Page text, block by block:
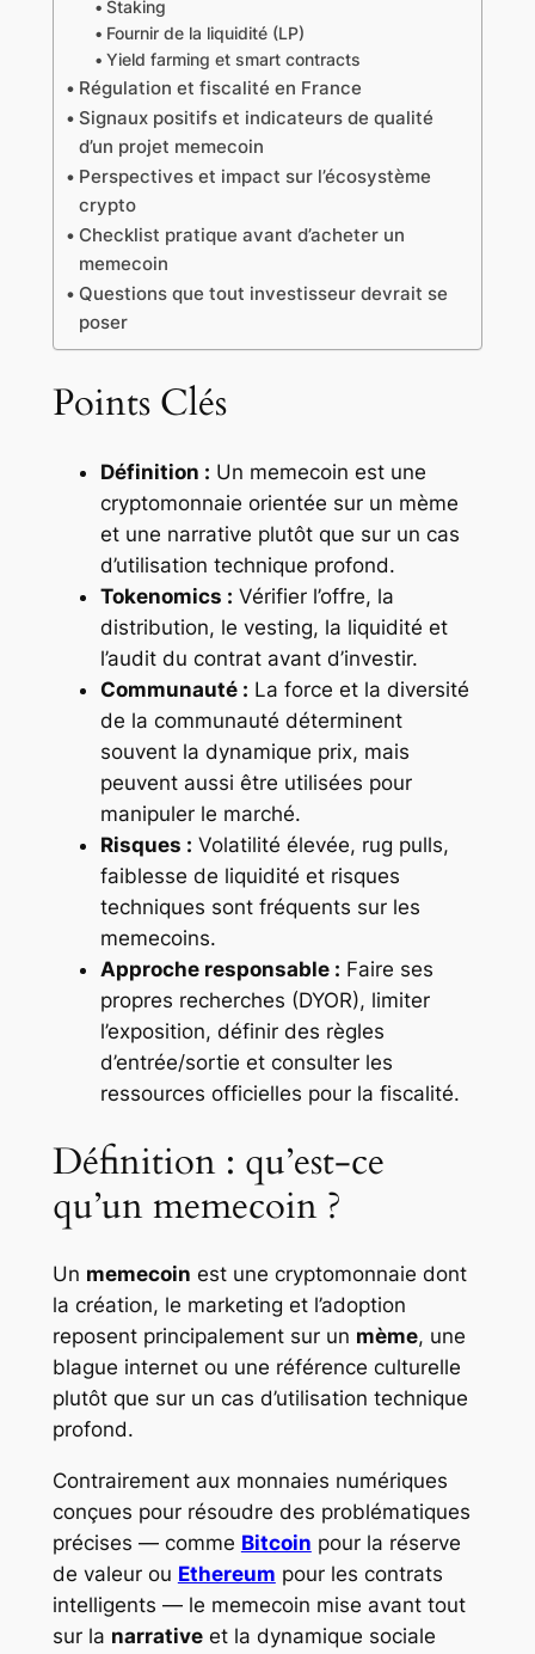
Staking
Fournir de la liquidité (LP)
Yield farming et smart contracts
Régulation et fiscalité en France
Signaux positifs et indicateurs de qualité
d’un projet memecoin
Perspectives et impact sur l’écosystème
crypto
Checklist pratique avant d’acheter un
memecoin
Questions que tout investisseur devrait se
poser
Points Clés
Définition : Un memecoin est une
cryptomonnaie orientée sur un mème
et une narrative plutôt que sur un cas
d’utilisation technique profond.
Tokenomics : Vérifier l’offre, la
distribution, le vesting, la liquidité et
l’audit du contrat avant d’investir.
Communauté : La force et la diversité
de la communauté déterminent
souvent la dynamique prix, mais
peuvent aussi être utilisées pour
manipuler le marché.
Risques : Volatilité élevée, rug pulls,
faiblesse de liquidité et risques
techniques sont fréquents sur les
memecoins.
Approche responsable : Faire ses
propres recherches (DYOR), limiter
l’exposition, définir des règles
d’entrée/sortie et consulter les
ressources officielles pour la fiscalité.
Définition : qu’est-ce
qu’un memecoin ?
Un memecoin est une cryptomonnaie dont
la création, le marketing et l’adoption
reposent principalement sur un mème, une
blague internet ou une référence culturelle
plutôt que sur un cas d’utilisation technique
profond.
Contrairement aux monnaies numériques
conçues pour résoudre des problématiques
précises — comme Bitcoin pour la réserve
de valeur ou Ethereum pour les contrats
intelligents — le memecoin mise avant tout
sur la narrativeet la dynamique sociale